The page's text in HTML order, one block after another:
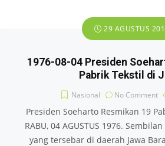
29 AGUSTUS
1976-08-04 Presiden
Pabrik Tekstil di
Nasional No Comment
Presiden Soeharto Resmikan 19
RABU, 04 AGUSTUS 1976.
yang tersebar di daerah Jawa